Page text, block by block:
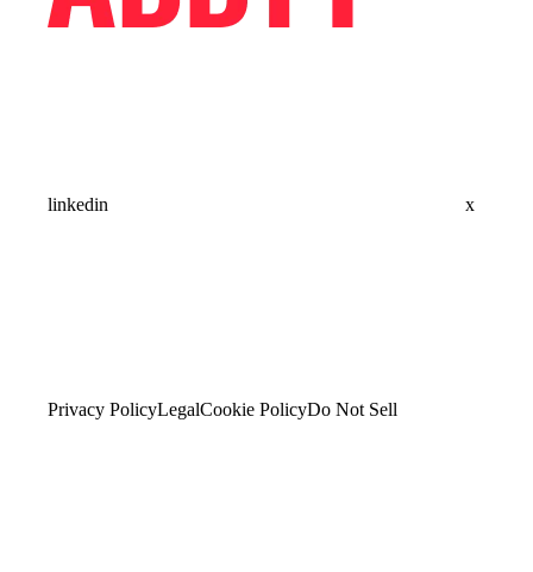
linkedin x
Privacy PolicyLegalCookie PolicyDo Not Sell